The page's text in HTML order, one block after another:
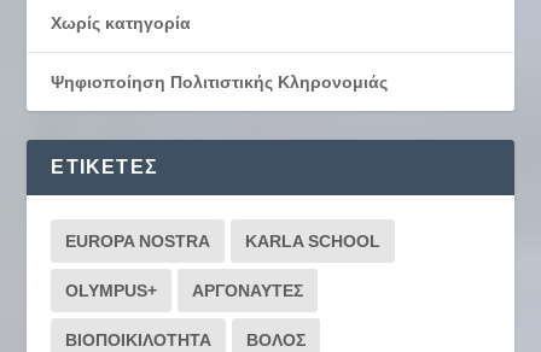
Χωρίς κατηγορία
Ψηφιοποίηση Πολιτιστικής Κληρονομιάς
ΕΤΙΚΈΤΕΣ
EUROPA NOSTRA KARLA SCHOOL
OLYMPUS+ ΑΡΓΟΝΑΥΤΕΣ
ΒΙΟΠΟΙΚΙΛΟΤΗΤΑ ΒΟΛΟΣ